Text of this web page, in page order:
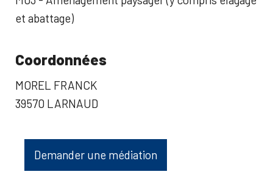
et abattage)
Coordonnées
MOREL FRANCK
39570 LARNAUD
Demander une médiation